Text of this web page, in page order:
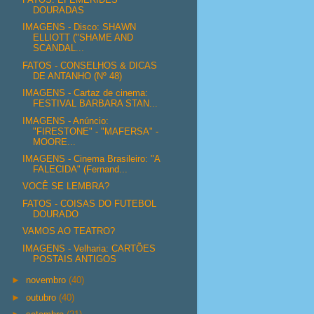
DOURADAS
IMAGENS - Disco: SHAWN
ELLIOTT ("SHAME AND
SCANDAL...
FATOS - CONSELHOS & DICAS
DE ANTANHO (Nº 48)
IMAGENS - Cartaz de cinema:
FESTIVAL BARBARA STAN...
IMAGENS - Anúncio:
"FIRESTONE" - "MAFERSA" -
MOORE...
IMAGENS - Cinema Brasileiro: "A
FALECIDA" (Fernand...
VOCÊ SE LEMBRA?
FATOS - COISAS DO FUTEBOL
DOURADO
VAMOS AO TEATRO?
IMAGENS - Velharia: CARTÕES
POSTAIS ANTIGOS
► novembro(40)
►outubro(40)